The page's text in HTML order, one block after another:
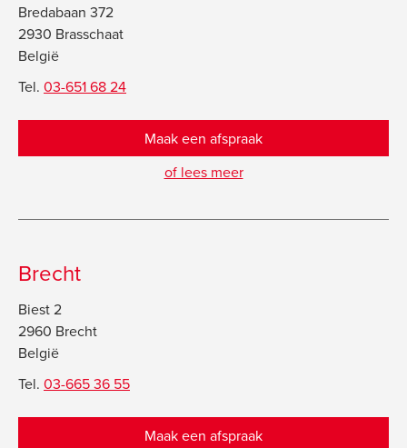
Bredabaan 372
2930 Brasschaat
België
Tel. 03-651 68 24
Maak een afspraak
of lees meer
Brecht
Biest 2
2960 Brecht
België
Tel. 03-665 36 55
Maak een afspraak